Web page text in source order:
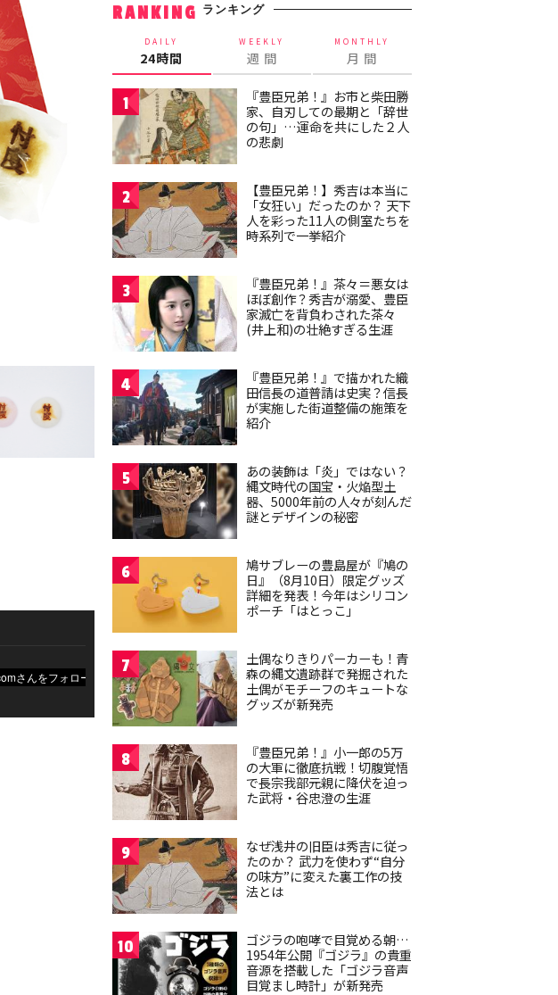
RANKING ランキング
DAILY
24時間
WEEKLY
週 間
MONTHLY
月 間
1
『豊臣兄弟！』お市と柴田勝
家、自刃しての最期と「辞世
の句」…運命を共にした２人
の悲劇
2
【豊臣兄弟！】秀吉は本当に
「女狂い」だったのか？ 天下
人を彩った11人の側室たちを
時系列で一挙紹介
3
『豊臣兄弟！』茶々＝悪女は
ほぼ創作？秀吉が溺愛、豊臣
家滅亡を背負わされた茶々
(井上和)の壮絶すぎる生涯
4
『豊臣兄弟！』で描かれた織
田信長の道普請は史実？信長
が実施した街道整備の施策を
紹介
5
あの装飾は「炎」ではない？
縄文時代の国宝・火焔型土
器、5000年前の人々が刻んだ
謎とデザインの秘密
6
鳩サブレーの豊島屋が『鳩の
日』（8月10日）限定グッズ
詳細を発表！今年はシリコン
ポーチ「はとっこ」
7
土偶なりきりパーカーも！青
森の縄文遺跡群で発掘された
土偶がモチーフのキュートな
グッズが新発売
8
『豊臣兄弟！』小一郎の5万
の大軍に徹底抗戦！切腹覚悟
で長宗我部元親に降伏を迫っ
た武将・谷忠澄の生涯
9
なぜ浅井の旧臣は秀吉に従っ
たのか？ 武力を使わず“自分
の味方”に変えた裏工作の技
法とは
10
ゴジラの咆哮で目覚める朝…
1954年公開『ゴジラ』の貴重
音源を搭載した「ゴジラ音声
目覚まし時計」が新発売